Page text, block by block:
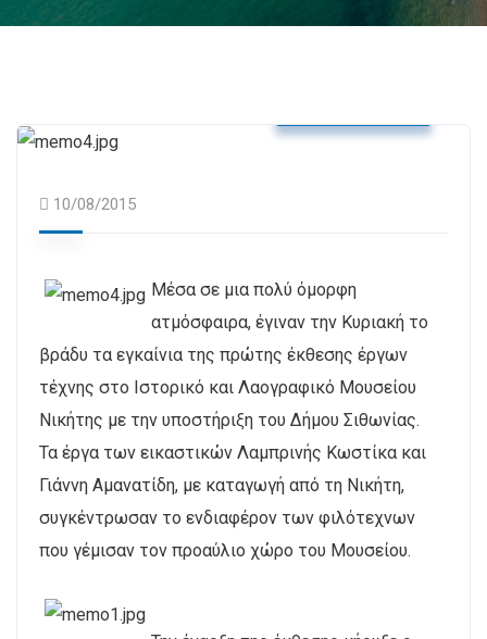
10/08/2015
Μέσα σε μια πολύ όμορφη
ατμόσφαιρα, έγιναν την Κυριακή το
βράδυ τα εγκαίνια της πρώτης έκθεσης έργων
τέχνης στο Ιστορικό και Λαογραφικό Μουσείου
Νικήτης με την υποστήριξη του Δήμου Σιθωνίας.
Τα έργα των εικαστικών Λαμπρινής Κωστίκα και
Γιάννη Αμανατίδη, με καταγωγή από τη Νικήτη,
συγκέντρωσαν το ενδιαφέρον των φιλότεχνων
που γέμισαν τον προαύλιο χώρο του Μουσείου.